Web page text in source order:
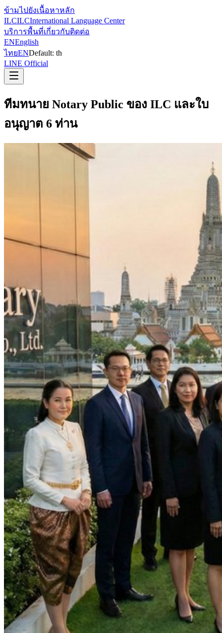
ข้ามไปยังเนื้อหาหลัก
ILCILCInternational Language Center
บริการพื้นที่เกี่ยวกับติดต่อ
ENEnglish
ไทยENDefault: th
LINE Official
ทีมทนาย Notary Public ของ ILC และใบ
อนุญาต 6 ท่าน